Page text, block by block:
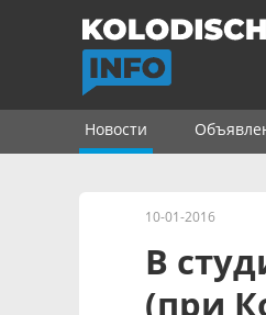
Новости
10-01-2016
В
(при